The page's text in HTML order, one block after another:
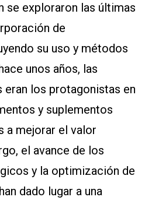
se exploraron las últimas
de
su uso y métodos
unos años, las
eran los protagonistas en
y suplementos
a mejorar el valor
el avance de los
y la optimización de
dado lugar a una